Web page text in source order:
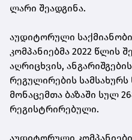
ლარი შეადგინა.
აუდიტორული
კომპანიებმა 2022 წლის
აღრიცხვის,
რეგულირების სამსახურს
მონაცემთა ბაზაში სულ
რეგისტრირებული.